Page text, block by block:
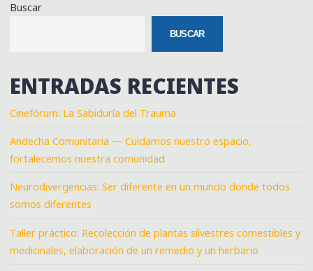
Buscar
BUSCAR
ENTRADAS RECIENTES
Cinefórum: La Sabiduría del Trauma
Andecha Comunitaria — Cuidamos nuestro espacio,
fortalecemos nuestra comunidad
Neurodivergencias: Ser diferente en un mundo donde todos
somos diferentes
Taller práctico: Recolección de plantas silvestres comestibles y
medicinales, elaboración de un remedio y un herbario